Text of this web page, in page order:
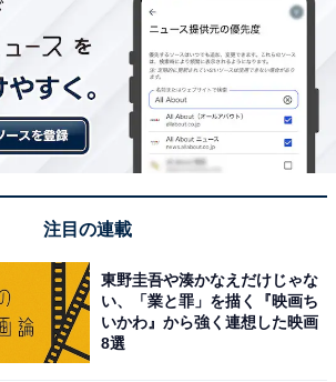
注目の連載
東野圭吾や湊かなえだけじゃな
い、「業と罪」を描く『映画ち
いかわ』から強く連想した映画
8選